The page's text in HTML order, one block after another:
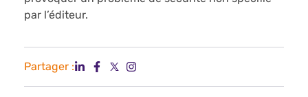
par l’éditeur.
Partager :